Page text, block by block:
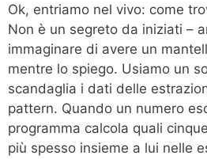
Ok, entriamo nel vivo: come
Non è un segreto da iniziati –
immaginare di avere un
mentre lo spiego. Usiamo un
scandaglia i dati delle
pattern. Quando un numero
programma calcola quali
più spesso insieme a lui nelle